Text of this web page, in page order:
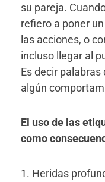
su pareja.
refiero a poner
las acciones, o
incluso llegar al
Es decir
algún
El uso de las
como
1. Heridas